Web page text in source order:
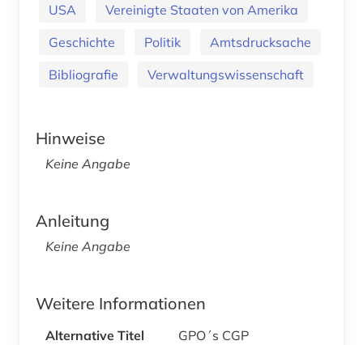
USA
Vereinigte Staaten von Amerika
Geschichte
Politik
Amtsdrucksache
Bibliografie
Verwaltungswissenschaft
Hinweise
Keine Angabe
Anleitung
Keine Angabe
Weitere Informationen
Alternative Titel
GPO´s CGP